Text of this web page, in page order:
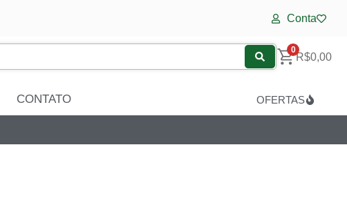
Conta
0
R$0,00
CONTATO OFERTAS